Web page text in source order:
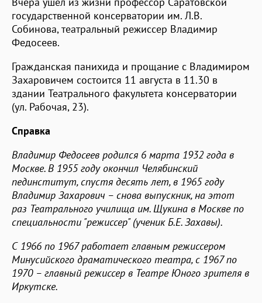
государственной консерватории им. Л.В.
Собинова, театральный режиссер Владимир
Федосеев.
Гражданская панихида и прощание с Владимиром
Захаровичем состоится 11 августа в 11.30 в
здании Театрального факультета консерватории
(ул. Рабочая, 23).
Справка
Владимир Федосеев родился 6 марта 1932 года в
Москве. В 1955 году окончил Челябинский
пединститут, спустя десять лет, в 1965 году
Владимир Захарович – снова выпускник, на этот
раз Театрального училища им. Щукина в Москве по
специальности "режиссер" (ученик Б.Е. Захавы).
С 1966 по 1967 работает главным режиссером
Минусийского драматического театра, с 1967 по
1970 – главный режиссер в Театре Юного зрителя в
Иркутске.